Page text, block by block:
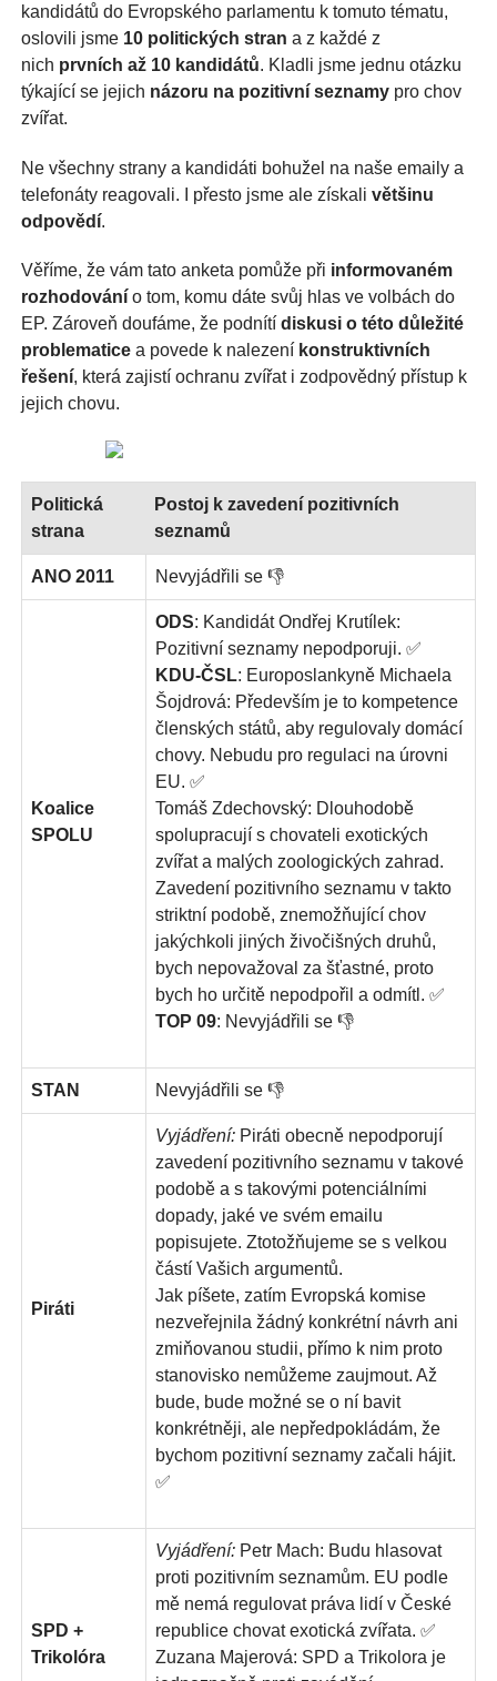
kandidátů do Evropského parlamentu k tomuto tématu,
oslovili jsme 10 politických stran a z každé z
nich prvních až 10 kandidátů. Kladli jsme jednu otázku
týkající se jejich názoru na pozitivní seznamypro chov
zvířat.
Ne všechny strany a kandidáti bohužel na naše emaily a
telefonáty reagovali. I přesto jsme ale získali většinu
odpovědí.
Věříme, že vám tato anketa pomůže při informovaném
rozhodovánío tom, komu dáte svůj hlas ve volbách do
EP. Zároveň doufáme, že podnítí diskusi o této důležité
problematicea povede k nalezení konstruktivních
řešení, která zajistí ochranu zvířat i zodpovědný přístup k
jejich chovu.
Politická
strana
Postoj k zavedení pozitivních
seznamů
ANO 2011 Nevyjádřili se 👎
Koalice
SPOLU
ODS: Kandidát Ondřej Krutílek:
Pozitivní seznamy nepodporuji. ✅
KDU-ČSL: Europoslankyně Michaela
Šojdrová: Především je to kompetence
členských států, aby regulovaly domácí
chovy. Nebudu pro regulaci na úrovni
EU. ✅
Tomáš Zdechovský: Dlouhodobě
spolupracují s chovateli exotických
zvířat a malých zoologických zahrad.
Zavedení pozitivního seznamu v takto
striktní podobě, znemožňující chov
jakýchkoli jiných živočišných druhů,
bych nepovažoval za šťastné, proto
bych ho určitě nepodpořil a odmítl. ✅
TOP 09: Nevyjádřili se 👎
STAN Nevyjádřili se 👎
Piráti
Vyjádření:Piráti obecně nepodporují
zavedení pozitivního seznamu v takové
podobě a s takovými potenciálními
dopady, jaké ve svém emailu
popisujete. Ztotožňujeme se s velkou
částí Vašich argumentů.
Jak píšete, zatím Evropská komise
nezveřejnila žádný konkrétní návrh ani
zmiňovanou studii, přímo k nim proto
stanovisko nemůžeme zaujmout. Až
bude, bude možné se o ní bavit
konkrétněji, ale nepředpokládám, že
bychom pozitivní seznamy začali hájit.
✅
SPD +
Trikolóra
Vyjádření:Petr Mach: Budu hlasovat
proti pozitivním seznamům. EU podle
mě nemá regulovat práva lidí v České
republice chovat exotická zvířata. ✅
Zuzana Majerová: SPD a Trikolora je